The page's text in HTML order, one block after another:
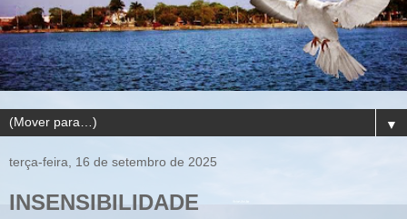
▼
terça-feira, 16 de setembro de 2025
INSENSIBILIDADE